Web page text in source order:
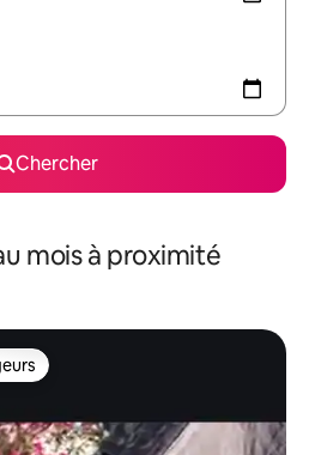
Chercher
mois à proximité
parmi les plus aimés